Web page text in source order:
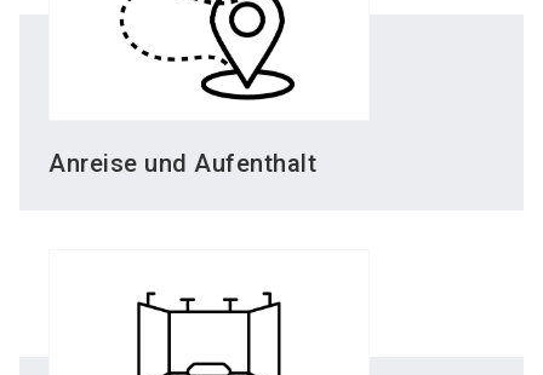
Anreise und Aufenthalt